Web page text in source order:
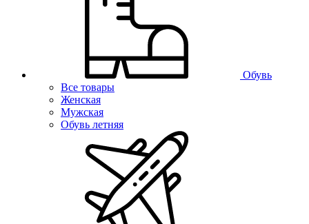
Обувь
Все товары
Женская
Мужская
Обувь летняя